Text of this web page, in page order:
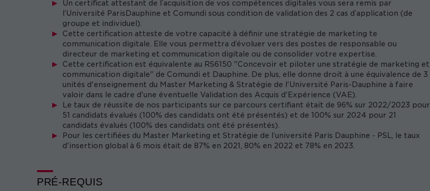
Un certificat attestant de l’acquisition de vos compétences digitales vous sera remis par
l’Université ParisDauphine et Comundi sous condition de validation des 2 cas d’application (de
groupe et individuel).
Cette certification atteste de votre capacité à définir une stratégie de marketing te
communication digitale. Elle vous permettra d’évoluer vers des postes de responsable ou
directeur de marketing et communication digitale ou de consolider votre expertise.
Cette certification est équivalente au RS6150 "Concevoir et piloter une stratégie de marketing et
communication digitale" de Comundi et Dauphine. De plus, elle donne droit à une équivalence de 3
unités d'enseignement du Master Marketing & Stratégie de l'Université Paris-Dauphine à faire
valoir dans le cadre d'une éventuelle Validation des Acquis d'Expérience (VAE).
Le taux de réussite de nos participants sur ce parcours certifiant était de 96% sur 2022/2023 pour
51 candidats évalués (100% des candidats ont été présentés) et de 100% sur 2024 pour 21
candidats évalués (100% des candidats ont été présentés).
Pour les certifiées du Master Marketing et Stratégie de l’université Paris Dauphine - PSL, le taux
d'insertion global à 6 mois était de 87% en 2021, 80% en 2022 et 78% en 2023.
PRÉ-REQUIS